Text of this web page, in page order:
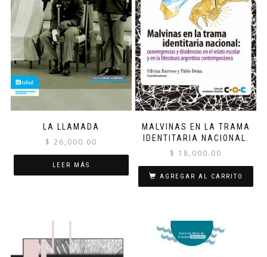
LA LLAMADA
$ 26,000.00
LEER MÁS
MALVINAS EN LA TRAMA
IDENTITARIA NACIONAL.
$ 18,000.00
AGREGAR AL CARRITO